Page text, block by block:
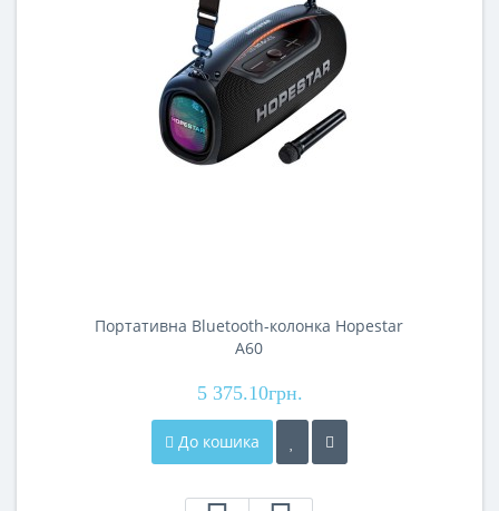
Портативна Bluetooth-колонка Hopestar
A60
5 375.10грн.
До кошика